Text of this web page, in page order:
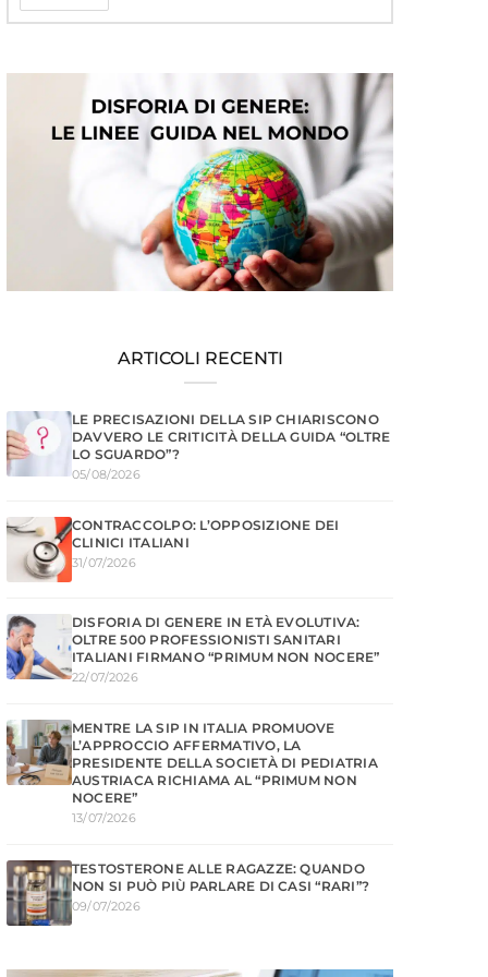
ARTICOLI RECENTI
LE PRECISAZIONI DELLA SIP CHIARISCONO
DAVVERO LE CRITICITÀ DELLA GUIDA “OLTRE
LO SGUARDO”?
05/08/2026
CONTRACCOLPO: L’OPPOSIZIONE DEI
CLINICI ITALIANI
31/07/2026
DISFORIA DI GENERE IN ETÀ EVOLUTIVA:
OLTRE 500 PROFESSIONISTI SANITARI
ITALIANI FIRMANO “PRIMUM NON NOCERE”
22/07/2026
MENTRE LA SIP IN ITALIA PROMUOVE
L’APPROCCIO AFFERMATIVO, LA
PRESIDENTE DELLA SOCIETÀ DI PEDIATRIA
AUSTRIACA RICHIAMA AL “PRIMUM NON
NOCERE”
13/07/2026
TESTOSTERONE ALLE RAGAZZE: QUANDO
NON SI PUÒ PIÙ PARLARE DI CASI “RARI”?
09/07/2026